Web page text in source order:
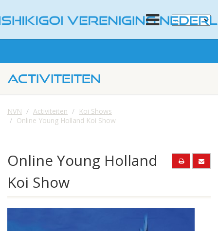
ACTIVITEITEN
NVN Activiteiten
Koi Shows
Online Young Holland Koi Show
Online Young Holland
Koi Show